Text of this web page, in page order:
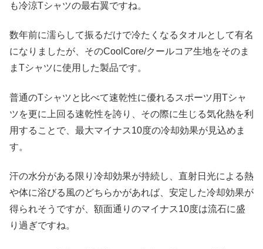
も冷涼Tシャツの最右翼ですね。
数年前に濡らして振るだけで冷たくなるタオルとして有名
になりましたが、そのCoolCore/クールコア生地をそのま
まTシャツに使用した製品です。
普通のTシャツと比べて速乾性に優れるスポーツ用Tシャ
ツを更に上回る速乾性を誇り、その際に生じる気化熱を利
用することで、最大マイナス10度の冷却効果が見込めま
す。
汗の水分がある限り冷却効果が持続し、直射日光による熱
や体に浴びる風のどちらかがあれば、安定した冷却効果が
得られそうですが、額面通りのマイナス10度は流石に盛
り過ぎですね。